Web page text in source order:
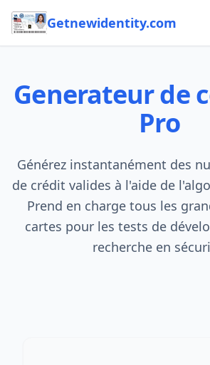
Getnewidentity.com
Generateur de
Pro
Générez instantanément des
de crédit valides à l'aide de
Prend en charge tous les
cartes pour les tests de
recherche en